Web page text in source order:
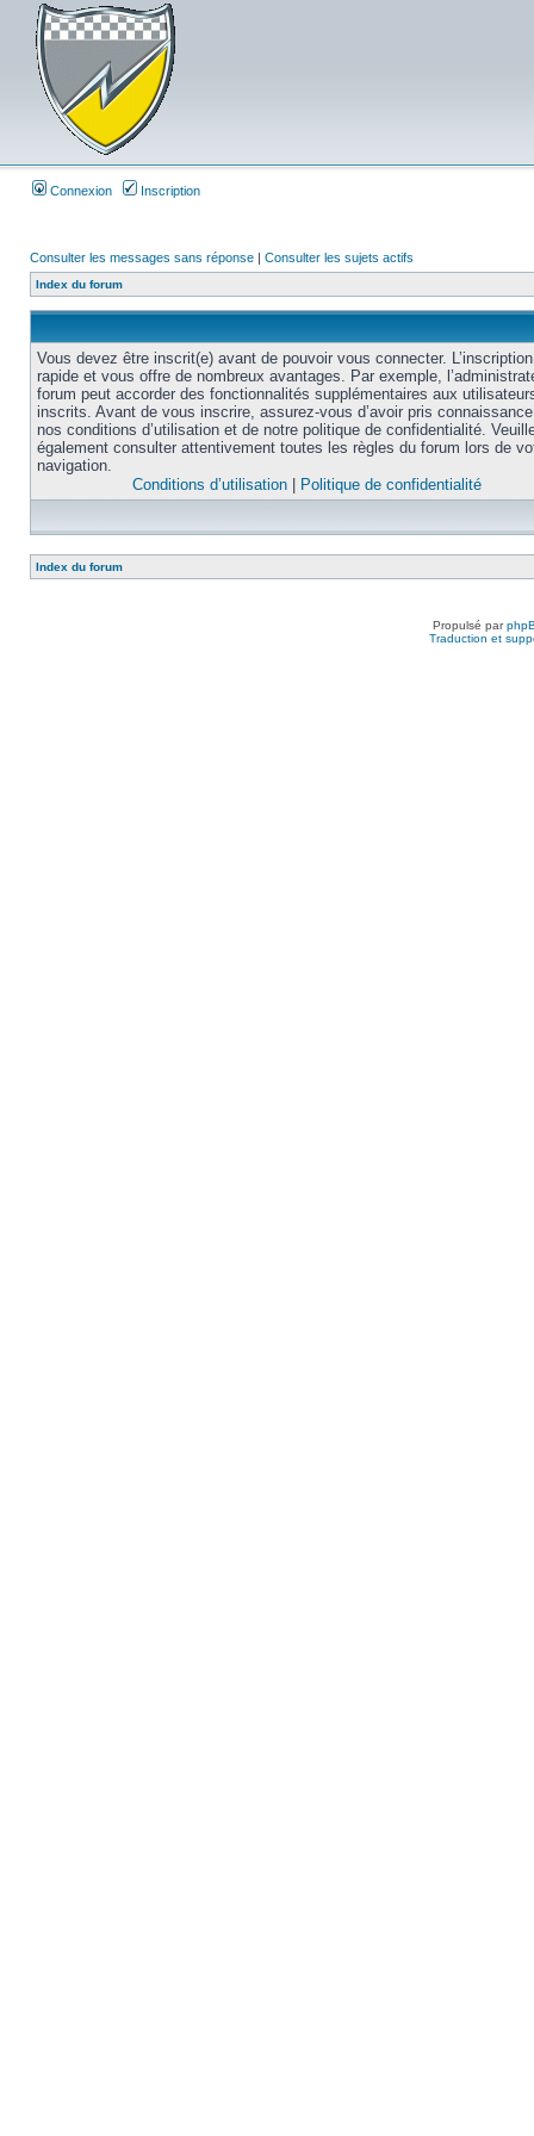
Connexion Inscription
Consulter les messages sans réponse | Consulter les sujets actifs
Index du forum
Vous devez être inscrit(e) avant de pouvoir vous connecter.
rapide et vous offre de nombreux avantages. Par exemple,
forum peut accorder des fonctionnalités supplémentaires aux
inscrits. Avant de vous inscrire, assurez-vous d’avoir pris
nos conditions d’utilisation et de notre politique de confidentialité.
également consulter attentivement toutes les règles du forum lors de
navigation.
Conditions d’utilisation
Politique de confidentialité
Index du forum
Propulsé par
Traduction et